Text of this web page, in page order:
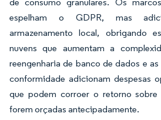
espelham o GDPR, mas
armazenamento local, obrigando
nuvens que aumentam a
reengenharia de banco de dados e
conformidade adicionam despesas
que podem corroer o retorno
forem orçadas antecipadamente.